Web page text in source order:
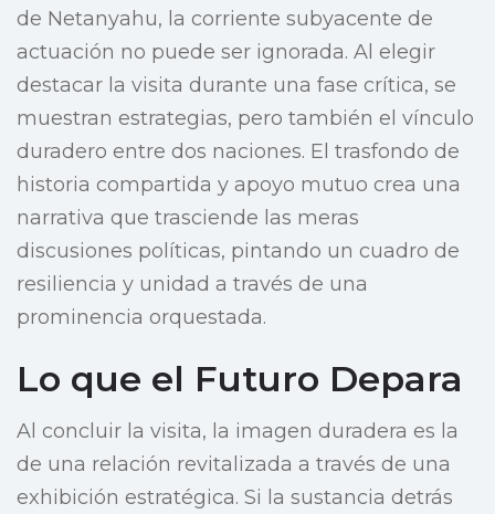
de Netanyahu, la corriente subyacente de
actuación no puede ser ignorada. Al elegir
destacar la visita durante una fase crítica, se
muestran estrategias, pero también el vínculo
duradero entre dos naciones. El trasfondo de
historia compartida y apoyo mutuo crea una
narrativa que trasciende las meras
discusiones políticas, pintando un cuadro de
resiliencia y unidad a través de una
prominencia orquestada.
Lo que el Futuro Depara
Al concluir la visita, la imagen duradera es la
de una relación revitalizada a través de una
exhibición estratégica. Si la sustancia detrás